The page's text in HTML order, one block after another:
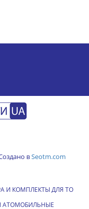
вSeotm.com
И КОМПЛЕКТЫ ДЛЯ ТО
АТОМОБИЛЬНЫЕ